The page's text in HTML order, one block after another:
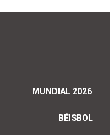
MUNDIAL 2026
BÉISBOL